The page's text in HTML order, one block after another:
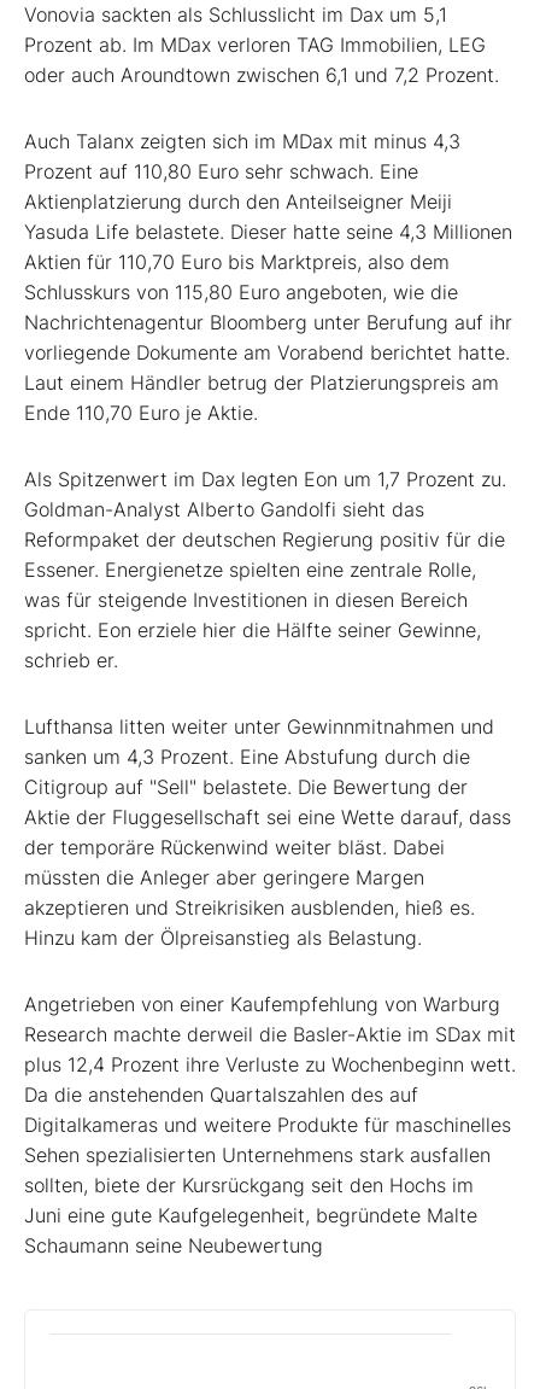
Vonovia sackten als Schlusslicht im Dax um 5,1
Prozent ab. Im MDax verloren TAG Immobilien, LEG
oder auch Aroundtown zwischen 6,1 und 7,2 Prozent.
Auch Talanx zeigten sich im MDax mit minus 4,3
Prozent auf 110,80 Euro sehr schwach. Eine
Aktienplatzierung durch den Anteilseigner Meiji
Yasuda Life belastete. Dieser hatte seine 4,3 Millionen
Aktien für 110,70 Euro bis Marktpreis, also dem
Schlusskurs von 115,80 Euro angeboten, wie die
Nachrichtenagentur Bloomberg unter Berufung auf ihr
vorliegende Dokumente am Vorabend berichtet hatte.
Laut einem Händler betrug der Platzierungspreis am
Ende 110,70 Euro je Aktie.
Als Spitzenwert im Dax legten Eon um 1,7 Prozent zu.
Goldman-Analyst Alberto Gandolfi sieht das
Reformpaket der deutschen Regierung positiv für die
Essener. Energienetze spielten eine zentrale Rolle,
was für steigende Investitionen in diesen Bereich
spricht. Eon erziele hier die Hälfte seiner Gewinne,
schrieb er.
Lufthansa litten weiter unter Gewinnmitnahmen und
sanken um 4,3 Prozent. Eine Abstufung durch die
Citigroup auf "Sell" belastete. Die Bewertung der
Aktie der Fluggesellschaft sei eine Wette darauf, dass
der temporäre Rückenwind weiter bläst. Dabei
müssten die Anleger aber geringere Margen
akzeptieren und Streikrisiken ausblenden, hieß es.
Hinzu kam der Ölpreisanstieg als Belastung.
Angetrieben von einer Kaufempfehlung von Warburg
Research machte derweil die Basler-Aktie im SDax mit
plus 12,4 Prozent ihre Verluste zu Wochenbeginn wett.
Da die anstehenden Quartalszahlen des auf
Digitalkameras und weitere Produkte für maschinelles
Sehen spezialisierten Unternehmens stark ausfallen
sollten, biete der Kursrückgang seit den Hochs im
Juni eine gute Kaufgelegenheit, begründete Malte
Schaumann seine Neubewertung